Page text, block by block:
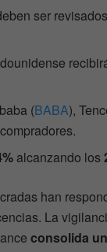
ser
(BABA),
alcanzando los
han
La
consolida